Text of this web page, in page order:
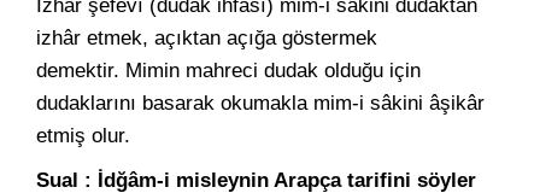
İzhâr şefevî (dudak ihfasî) mim-i sâkini dudaktan
izhâr etmek, açıktan açığa göstermek
demektir. Mimin mahreci dudak olduğu için
dudaklarını basarak okumakla mim-i sâkini âşikâr
etmiş olur.
Sual : İdğâm-i misleynin Arapça tarifini söyler